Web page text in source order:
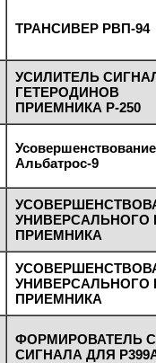
ТРАНСИВЕР РВП-94
УСИЛИТЕЛЬ
ГЕТЕРОДИНОВ
ПРИЕМНИКА Р-250
Альбатрос-9
УНИВЕРСАЛЬНОГО
ПРИЕМНИКА
УНИВЕРСАЛЬНОГО
ПРИЕМНИКА
ФОРМИРОВАТЕЛЬ
СИГНАЛА ДЛЯ